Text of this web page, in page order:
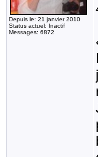
Depuis le: 21 janvier 2010
Status actuel: Inactif
Messages: 6872